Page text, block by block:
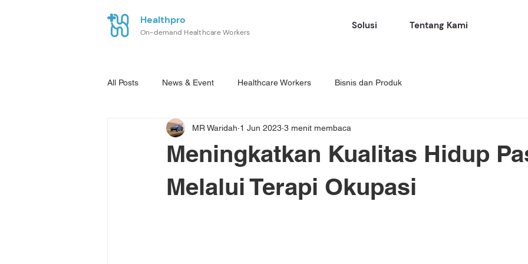
Healthpro
On-demand Healthcare Workers
Solusi Tentang Kami
All Posts News & Event Healthcare Workers Bisnis dan Produk
Meningkatkan Kualitas Hidup
Melalui Terapi Okupasi
MR Waridah 1 Jun 2023 3 menit membaca